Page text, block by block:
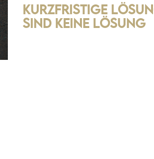
Kurzfristige
sind keine Lösung